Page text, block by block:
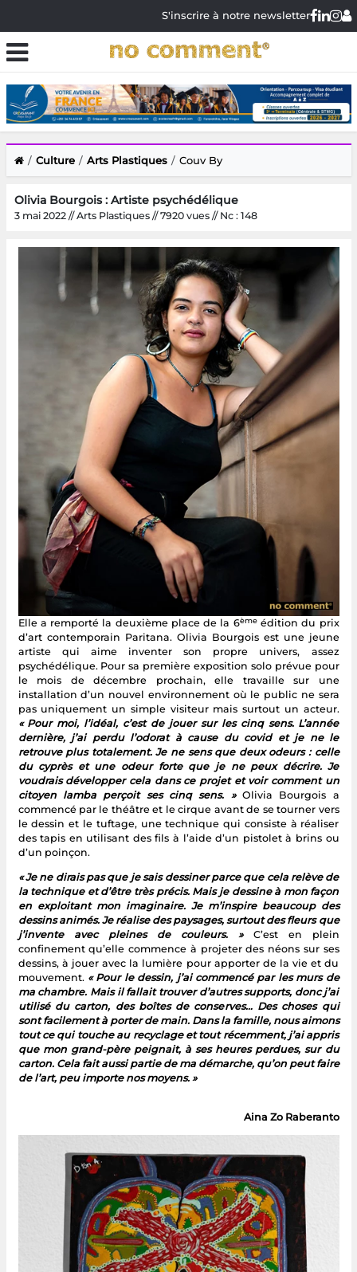
S'inscrire à notre newsletter
Culture Arts Plastiques Couv By
Olivia Bourgois : Artiste psychédélique
3 mai 2022 // Arts Plastiques // 7920 vues // Nc : 148
Elle a remporté la deuxième place de la 6èmeédition du prix
d’art contemporain Paritana. Olivia Bourgois est une jeune
artiste qui aime inventer son propre univers, assez
psychédélique. Pour sa première exposition solo prévue pour
le mois de décembre prochain, elle travaille sur une
installation d’un nouvel environnement où le public ne sera
pas uniquement un simple visiteur mais surtout un acteur.
« Pour moi, l’idéal, c’est de jouer sur les cinq sens. L’année
dernière, j’ai perdu l’odorat à cause du covid et je ne le
retrouve plus totalement. Je ne sens que deux odeurs : celle
du cyprès et une odeur forte que je ne peux décrire. Je
voudrais développer cela dans ce projet et voir comment un
citoyen lamba perçoit ses cinq sens. »Olivia Bourgois a
commencé par le théâtre et le cirque avant de se tourner vers
le dessin et le tuftage, une technique qui consiste à réaliser
des tapis en utilisant des fils à l’aide d’un pistolet à brins ou
d’un poinçon.
« Je ne dirais pas que je sais dessiner parce que cela relève de
la technique et d’être très précis. Mais je dessine à mon façon
en exploitant mon imaginaire. Je m’inspire beaucoup des
dessins animés. Je réalise des paysages, surtout des fleurs que
j’invente avec pleines de couleurs. »C’est en plein
confinement qu’elle commence à projeter des néons sur ses
dessins, à jouer avec la lumière pour apporter de la vie et du
mouvement. « Pour le dessin, j’ai commencé par les murs de
ma chambre. Mais il fallait trouver d’autres supports, donc j’ai
utilisé du carton, des boîtes de conserves… Des choses qui
sont facilement à porter de main. Dans la famille, nous aimons
tout ce qui touche au recyclage et tout récemment, j’ai appris
que mon grand-père peignait, à ses heures perdues, sur du
carton. Cela fait aussi partie de ma démarche, qu’on peut faire
de l’art, peu importe nos moyens. »
Aina Zo Raberanto